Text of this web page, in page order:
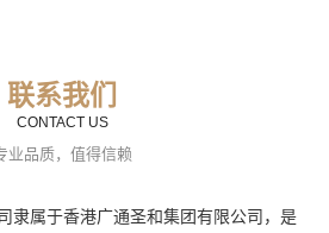
联系我们
CONTACT US
业品质，值得信赖
隶属于香港广通圣和集团有限公司，是